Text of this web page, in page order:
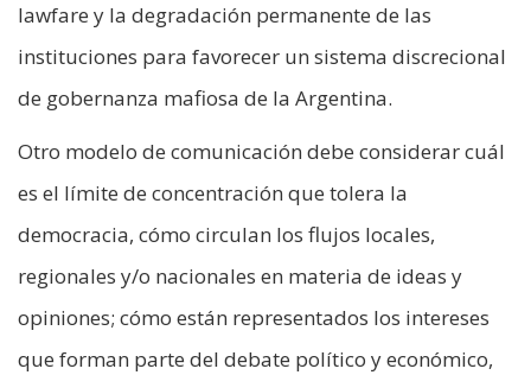
lawfare y la degradación permanente de las
instituciones para favorecer un sistema discrecional
de gobernanza mafiosa de la Argentina.
Otro modelo de comunicación debe considerar cuál
es el límite de concentración que tolera la
democracia, cómo circulan los flujos locales,
regionales y/o nacionales en materia de ideas y
opiniones; cómo están representados los intereses
que forman parte del debate político y económico,